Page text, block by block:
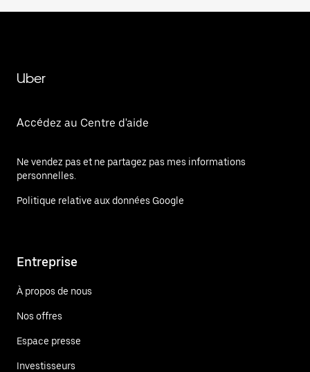
Uber
Accédez au Centre d'aide
Ne vendez pas et ne partagez pas mes informations
personnelles.
Politique relative aux données Google
Entreprise
À propos de nous
Nos offres
Espace presse
Investisseurs